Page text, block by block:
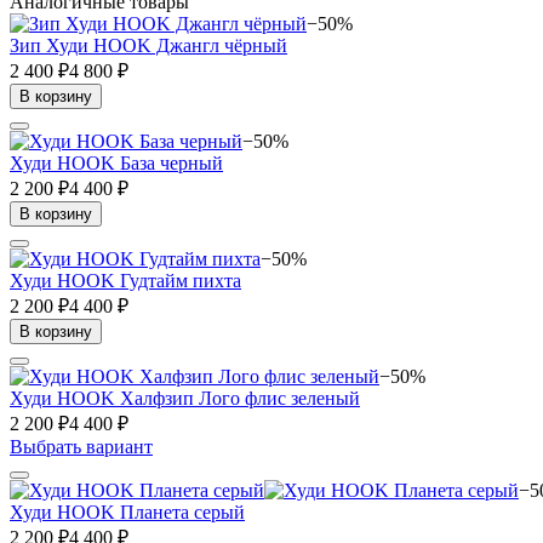
−50%
Зип Худи HOOK Джангл чёрный
2 400 ₽4 800 ₽
В корзину
−50%
Худи HOOK База черный
2 200 ₽4 400 ₽
В корзину
−50%
Худи HOOK Гудтайм пихта
2 200 ₽4 400 ₽
В корзину
−50%
Худи HOOK Халфзип Лого флис зеленый
2 200 ₽4 400 ₽
Выбрать вариант
Худи HOOK Планета серый
2 200 ₽4 400 ₽